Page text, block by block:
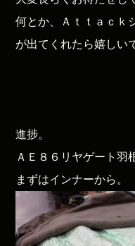
何とか、Ａｔｔａｃｋ
が出てくれたら嬉しい
進捗。
ＡＥ８６リヤゲート羽
まずはインナーから。